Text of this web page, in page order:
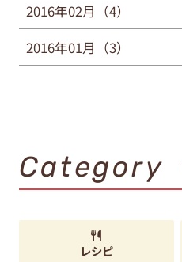
2016年02月（4）
2016年01月（3）
Category
レシピ